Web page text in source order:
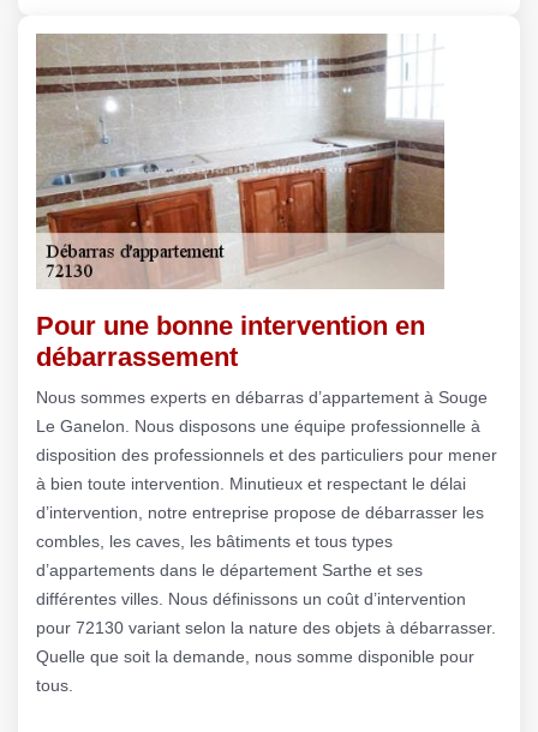
Pour une bonne intervention en
débarrassement
Nous sommes experts en débarras d’appartement à Souge
Le Ganelon. Nous disposons une équipe professionnelle à
disposition des professionnels et des particuliers pour mener
à bien toute intervention. Minutieux et respectant le délai
d’intervention, notre entreprise propose de débarrasser les
combles, les caves, les bâtiments et tous types
d’appartements dans le département Sarthe et ses
différentes villes. Nous définissons un coût d’intervention
pour 72130 variant selon la nature des objets à débarrasser.
Quelle que soit la demande, nous somme disponible pour
tous.